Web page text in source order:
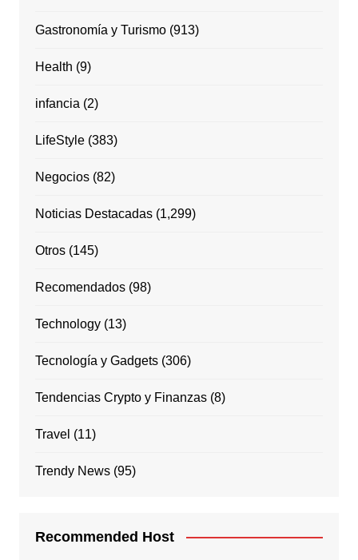
Gastronomía y Turismo(913)
Health (9)
infancia (2)
LifeStyle(383)
Negocios(82)
Noticias Destacadas(1,299)
Otros(145)
Recomendados(98)
Technology(13)
Tecnología y Gadgets(306)
Tendencias Crypto y Finanzas(8)
Travel (11)
Trendy News(95)
Recommended Host